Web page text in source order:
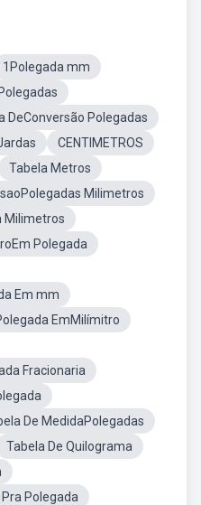
1Polegada mm
DeConversão Polegadas
CENTIMETROS
Tabela Metros
Milimetros
Milimetros
Polegada
Em mm
EmMilímitro
Fracionaria
De MedidaPolegadas
Tabela De Quilograma
Polegada